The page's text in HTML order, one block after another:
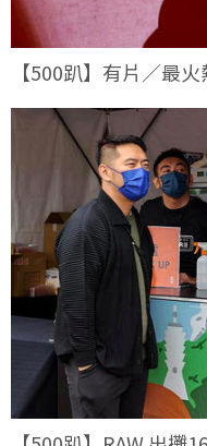
【500趴】有片／最